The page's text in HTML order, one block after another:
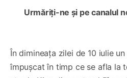
Urmăriți-ne și pe canalul
În dimineața zilei de 10 iulie
împușcat în timp ce se afla la